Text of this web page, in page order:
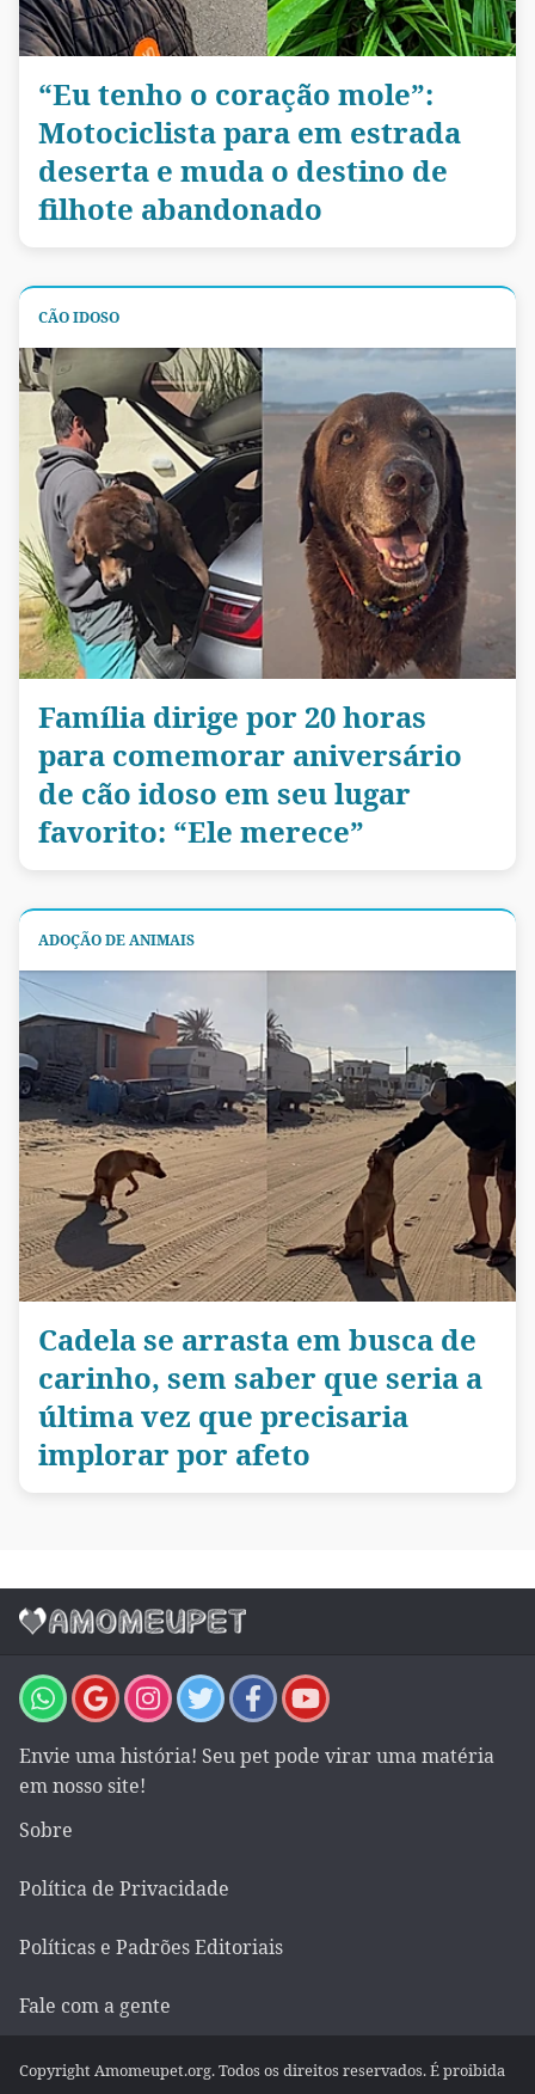
“Eu tenho o coração mole”:
Motociclista para em estrada
deserta e muda o destino de
filhote abandonado
CÃO IDOSO
Família dirige por 20 horas
para comemorar aniversário
de cão idoso em seu lugar
favorito: “Ele merece”
ADOÇÃO DE ANIMAIS
Cadela se arrasta em busca de
carinho, sem saber que seria a
última vez que precisaria
implorar por afeto
Envie uma história! Seu pet pode virar uma matéria
em nosso site!
Sobre
Política de Privacidade
Políticas e Padrões Editoriais
Fale com a gente
Copyright Amomeupet.org. Todos os direitos reservados. É proibida